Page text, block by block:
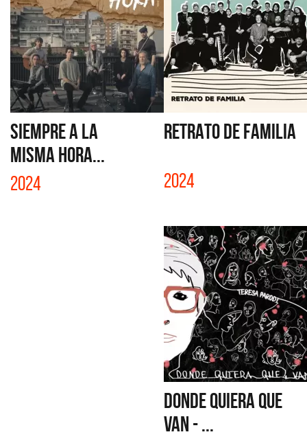
SIEMPRE A LA
MISMA HORA...
2024
RETRATO DE FAMILIA
2024
DONDE QUIERA QUE
VAN - ...